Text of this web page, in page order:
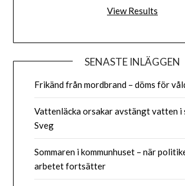
View Results
SENASTE INLÄGGEN
Frikänd från mordbrand – döms för
Vattenläcka orsakar avstängt vatten i
Sveg
Sommaren i kommunhuset – när
arbetet fortsätter